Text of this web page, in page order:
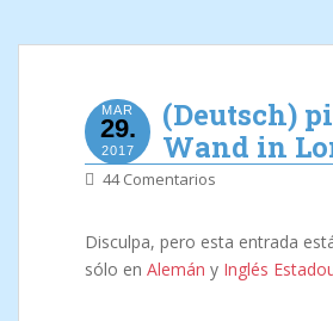
MAR
29.
2017
(Deutsch)
Wand in
44 Comentarios
Disculpa, pero esta entrada
sólo en Alemán y Inglés